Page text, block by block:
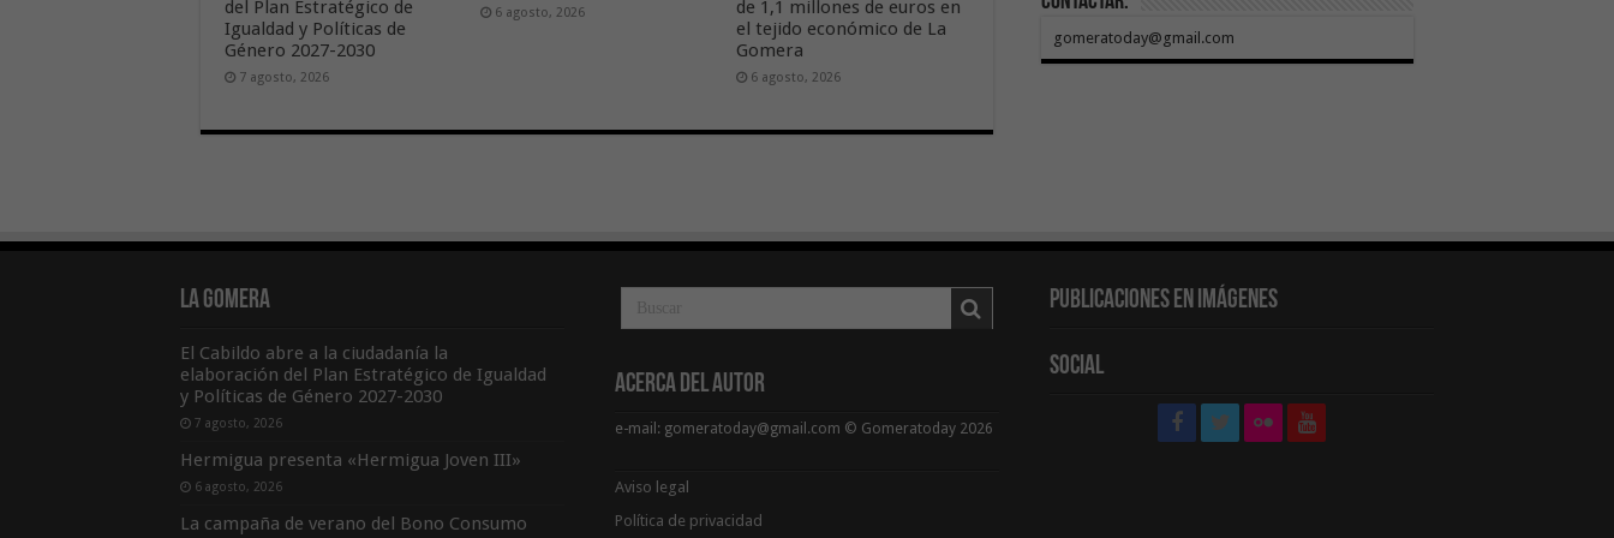
del Plan Estratégico de
Igualdad y Políticas de
Género 2027-2030
7 agosto, 2026
6 agosto, 2026
de 1,1 millones de euros en
el tejido económico de La
Gomera
6 agosto, 2026
gomeratoday@gmail.com
La Gomera
El Cabildo abre a la ciudadanía la
elaboración del Plan Estratégico de Igualdad
y Políticas de Género 2027-2030
7 agosto, 2026
Hermigua presenta «Hermigua Joven III»
6 agosto, 2026
La campaña de verano del Bono Consumo
Acerca del Autor
e-mail: gomeratoday@gmail.com © Gomeratoday 2026
Aviso legal
Política de privacidad
Publicaciones en Imágenes
Social